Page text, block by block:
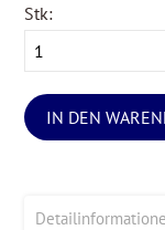
Stk:
IN DEN